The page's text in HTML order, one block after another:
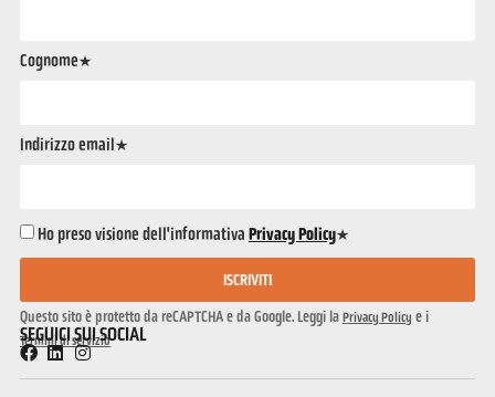
Cognome*
Indirizzo email*
Ho preso visione dell'informativa Privacy Policy*
Questo sito è protetto da reCAPTCHA e da Google. Leggi la Privacy Policy e i
Termini di servizio
ISCRIVITI
SEGUICI SUI SOCIAL